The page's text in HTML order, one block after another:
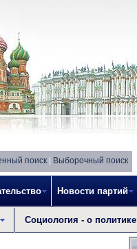
поиск
Выборочный поиск
Новости партий
Социология - о политике